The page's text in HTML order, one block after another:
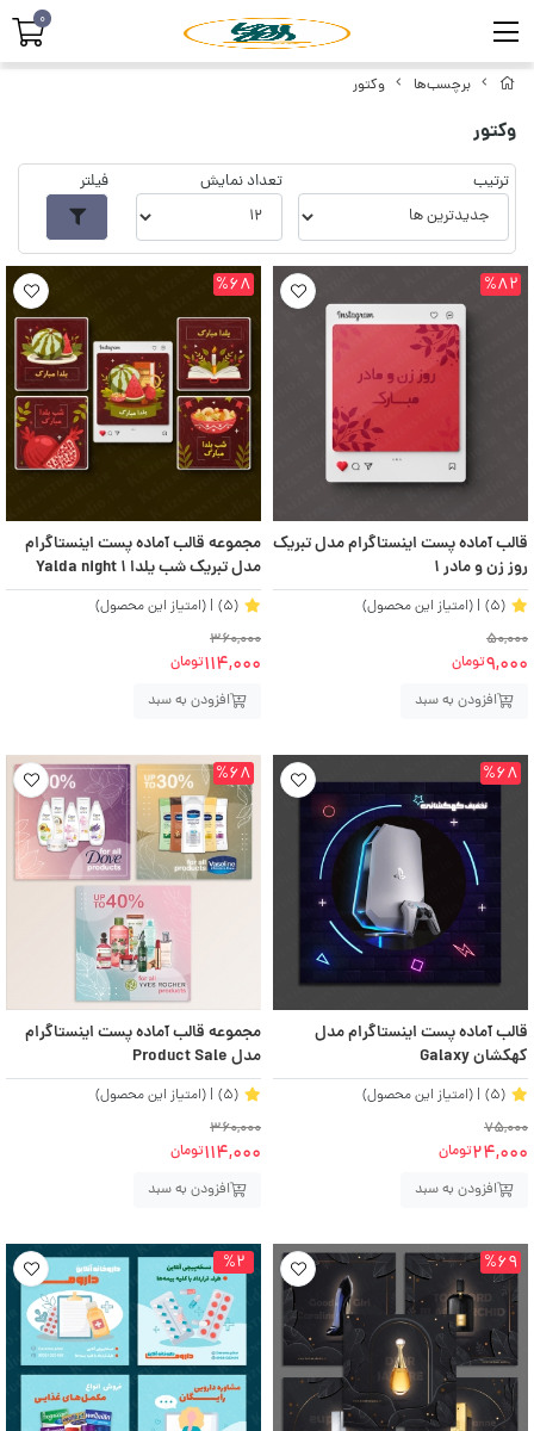
برچسب‌ها وکتور
وکتور
ترتیب تعداد نمایش فیلتر
%82
قالب آماده پست اینستاگرام مدل تبریک
روز زن و مادر ۱
(5)
| (امتیاز این محصول)
50,000
9,000تومان
افزودن به سبد
%68
مجموعه قالب آماده پست اینستاگرام
مدل تبریک شب یلدا ۱ Yalda night
(5)
| (امتیاز این محصول)
360,000
114,000تومان
افزودن به سبد
%68
قالب آماده پست اینستاگرام مدل
کهکشان Galaxy
(5)
| (امتیاز این محصول)
75,000
24,000تومان
افزودن به سبد
%68
مجموعه قالب آماده پست اینستاگرام
مدل Product Sale
(5)
| (امتیاز این محصول)
360,000
114,000تومان
افزودن به سبد
%69
%2
0